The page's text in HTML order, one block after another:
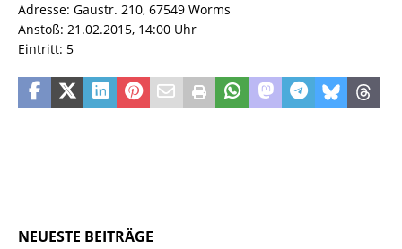
Adresse: Gaustr. 210, 67549 Worms
Anstoß: 21.02.2015, 14:00 Uhr
Eintritt: 5 
NEUESTE BEITRÄGE